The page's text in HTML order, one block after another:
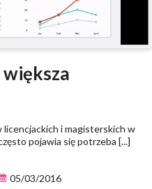
i magisterskich w
pojawia się potrzeba [...]
05/03/2016